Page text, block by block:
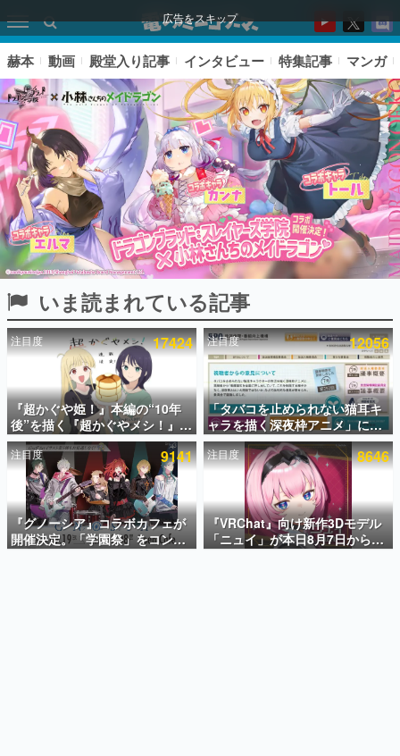
広告をスキップ
ピックアップ
電ファミのいま読まれている記事ランキング
アプリセール情報
インタビュー
連載・特集一覧
殿堂入り記事
SNS拡散数が数千以上！ ページビュー数万以上！ などな
ど。多くの人々に読まれた、電ファミ渾身の“殿堂入り”記
事をまとめました。
赫本 動画 殿堂入り記事 インタビュー 特集記事 マンガ
いま読まれている記事
注目度 17424
『超かぐや姫！』本編の“10年
後”を描く『超かぐやメシ！』
Web連載決定。新たなWebマン
ガレーベル「ビビビコミック」
にて特別話が掲載スタート、あ
のお話には…まだ続きがある！
注目度 12056
「タバコを止められない猫耳キ
ャラを描く深夜枠アニメ」に視
聴者の一部から批判意見。違法
薬物の使用と思しき描写も含め
て、BPOが議論を交わす
注目度 9141
『グノーシア』コラボカフェが
開催決定。「学園祭」をコンセ
プトに、模擬店やセツやSQ、ラ
注目度 8646
『VRChat』向け新作3Dモデル
「ニュイ」が本日8月7日から
BOOTHにて発売。瞳に光る星